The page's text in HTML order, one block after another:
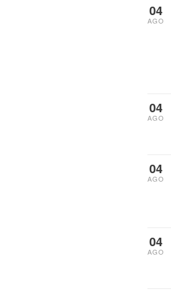
04
AGO
04
AGO
04
AGO
04
AGO